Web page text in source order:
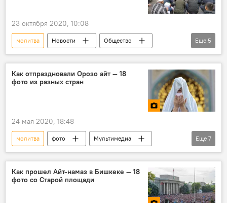
Айзада Канатбекова
23 октября 2020, 10:08
молитва Новости
Общество
Кыргызстан
Бишкек
смерть
Ситуация в Кыргызстане после парламентских выборов
Еще 5
Как отпраздновали Орозо айт — 18
фото из разных стран
24 мая 2020, 18:48
молитва фото
Мультимедиа
Орозо-2020 в Кыргызстане
праздник
коронавирус
Орозо айт
Орозо-2021 в Кыргызстане
Еще 7
Как прошел Айт-намаз в Бишкеке — 18
фото со Старой площади